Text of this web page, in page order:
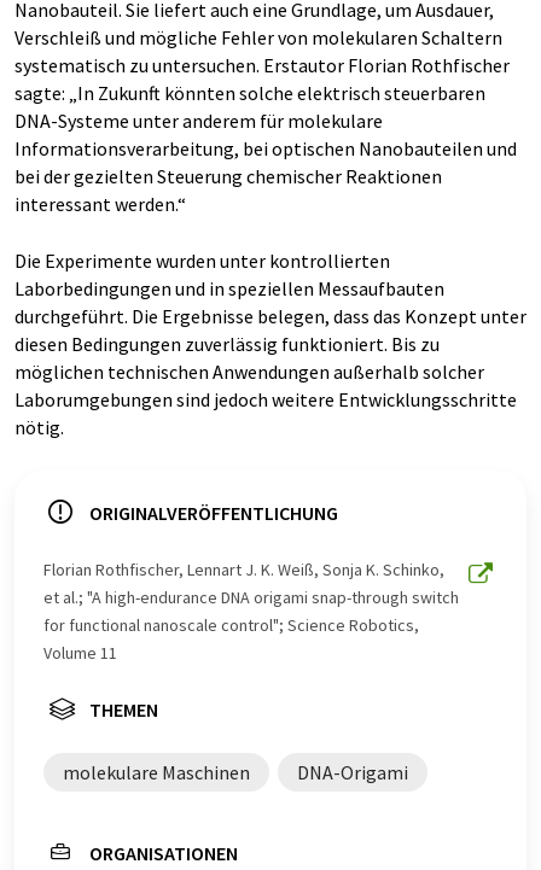
Nanobauteil. Sie liefert auch eine Grundlage, um Ausdauer,
Verschleiß und mögliche Fehler von molekularen Schaltern
systematisch zu untersuchen. Erstautor Florian Rothfischer
sagte: „In Zukunft könnten solche elektrisch steuerbaren
DNA-Systeme unter anderem für molekulare
Informationsverarbeitung, bei optischen Nanobauteilen und
bei der gezielten Steuerung chemischer Reaktionen
interessant werden.“
Die Experimente wurden unter kontrollierten
Laborbedingungen und in speziellen Messaufbauten
durchgeführt. Die Ergebnisse belegen, dass das Konzept unter
diesen Bedingungen zuverlässig funktioniert. Bis zu
möglichen technischen Anwendungen außerhalb solcher
Laborumgebungen sind jedoch weitere Entwicklungsschritte
nötig.
ORIGINALVERÖFFENTLICHUNG
Florian Rothfischer, Lennart J. K. Weiß, Sonja K. Schinko,
et al.; "A high-endurance DNA origami snap-through switch
for functional nanoscale control"; Science Robotics,
Volume 11
THEMEN
molekulare Maschinen DNA-Origami
ORGANISATIONEN